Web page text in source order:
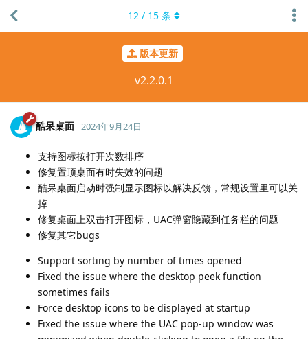
版本更新
v2.2.0.1
12 / 15 条
酷呆桌面 2024年9月24日
支持图标按打开次数排序
修复置顶桌面有时失效的问题
酷呆桌面启动时强制显示图标以解决反馈，常规设置里可以关
掉
修复桌面上双击打开图标，UAC弹窗隐藏到任务栏的问题
修复其它bugs
Support sorting by number of times opened
Fixed the issue where the desktop peek function
sometimes fails
Force desktop icons to be displayed at startup
Fixed the issue where the UAC pop-up window was